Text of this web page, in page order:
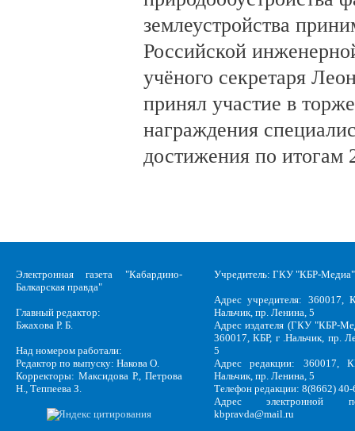
землеустройства
Российской
учёного секретаря
принял участие в
награждения
достижения по итогам
Электронная газета "Кабардино-
Балкарская правда"
Главный редактор:
Бжахова Р. Б.
Над номером работали:
Редактор по выпуску: Накова О.
Корректоры: Максидова Р., Петрова
Н., Теппеева З.
Учредитель: ГКУ "КБР-Медиа"
Адрес учредителя: 360017,
Нальчик, пр. Ленина, 5
Адрес издателя (ГКУ "КБР-
360017, КБР, г .Нальчик, пр.
5
Адрес редакции: 360017,
Нальчик, пр. Ленина, 5
Телефон редакции: 8(8662)
Адрес электронной
kbpravda@mail.ru